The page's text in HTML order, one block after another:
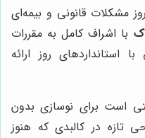
مشکلات قانونی و بیمه‌ای
با اشراف کامل به مقررات
استانداردهای روز ارائه
است برای نوسازی بدون
تازه در کالبدی که هنوز